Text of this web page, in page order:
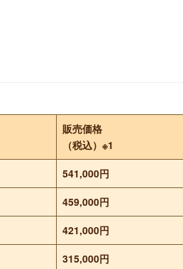
販売価格
（税込）※1
541,000円
459,000円
421,000円
315,000円